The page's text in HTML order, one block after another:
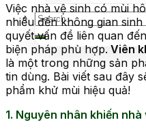
Việc nhà vệ sinh có mùi
nhiều đến không gian
quyết vấn đề liên quan
biện pháp phù hợp.Viên
là một trong những sản
tin dùng. Bài viết sau đây
phẩm khử mùi hiệu quả!
1. Nguyên nhân khiến